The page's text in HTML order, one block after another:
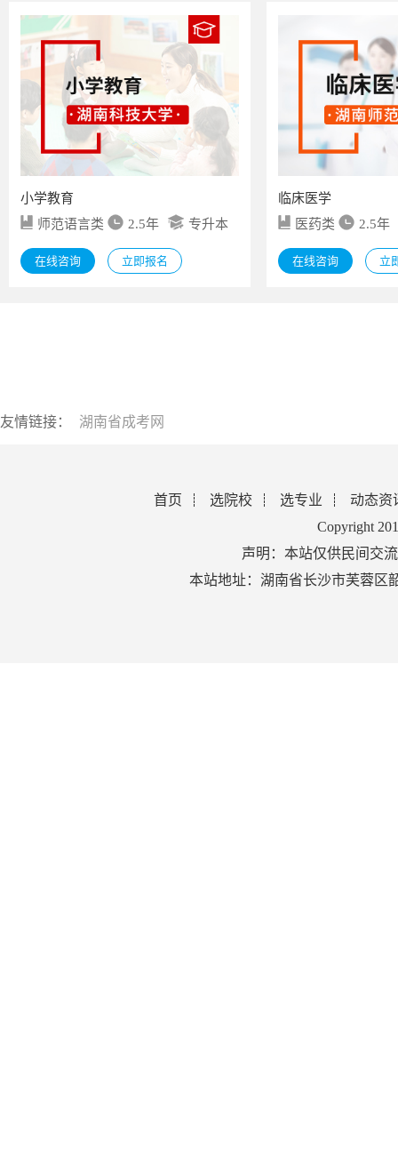
小学教育
师范语言类
2.5年 专升本
在线咨询 立即报名
临床医学
医药类
2.5年
在线咨询 立
友情链接： 湖南省成考网
首页 选院校 选专业
动态资
Copyright
声明：本站仅供民间交
本站地址：湖南省长沙市芙蓉区